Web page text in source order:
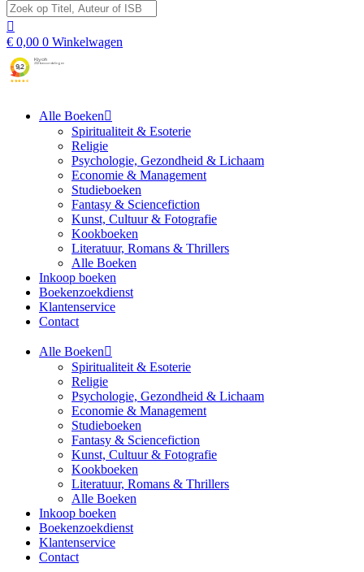
€ 0,00 0 Winkelwagen
Alle Boeken
Spiritualiteit & Esoterie
Religie
Psychologie, Gezondheid & Lichaam
Economie & Management
Studieboeken
Fantasy & Sciencefiction
Kunst, Cultuur & Fotografie
Kookboeken
Literatuur, Romans & Thrillers
Alle Boeken
Inkoop boeken
Boekenzoekdienst
Klantenservice
Contact
Alle Boeken
Spiritualiteit & Esoterie
Religie
Psychologie, Gezondheid & Lichaam
Economie & Management
Studieboeken
Fantasy & Sciencefiction
Kunst, Cultuur & Fotografie
Kookboeken
Literatuur, Romans & Thrillers
Alle Boeken
Inkoop boeken
Boekenzoekdienst
Klantenservice
Contact